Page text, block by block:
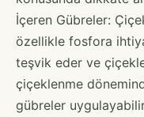
İçeren Gübreler:
özellikle fosfora
teşvik eder ve
çiçeklenme
gübreler